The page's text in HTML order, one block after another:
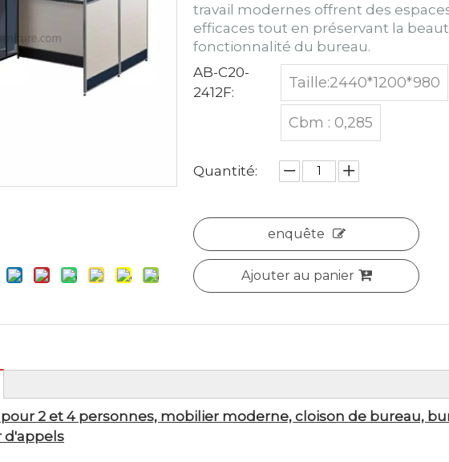
travail modernes offrent des
efficaces tout en préservant la
fonctionnalité du bureau.
AB-C20-
2412F:
Taille:2440*1200*980
Cbm : 0,285
Quantité:
enquête
Ajouter au panier
2 et 4 personnes, mobilier moderne, cloison de bureau,
d'appels